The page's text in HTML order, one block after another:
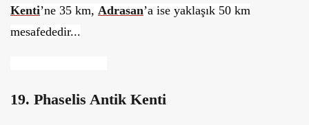
Kenti’ne 35 km, Adrasan’a ise yaklaşık 50 km
mesafededir...
19. Phaselis Antik Kenti